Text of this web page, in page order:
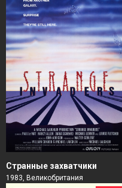
Странные захватчики
1983, Великобритания